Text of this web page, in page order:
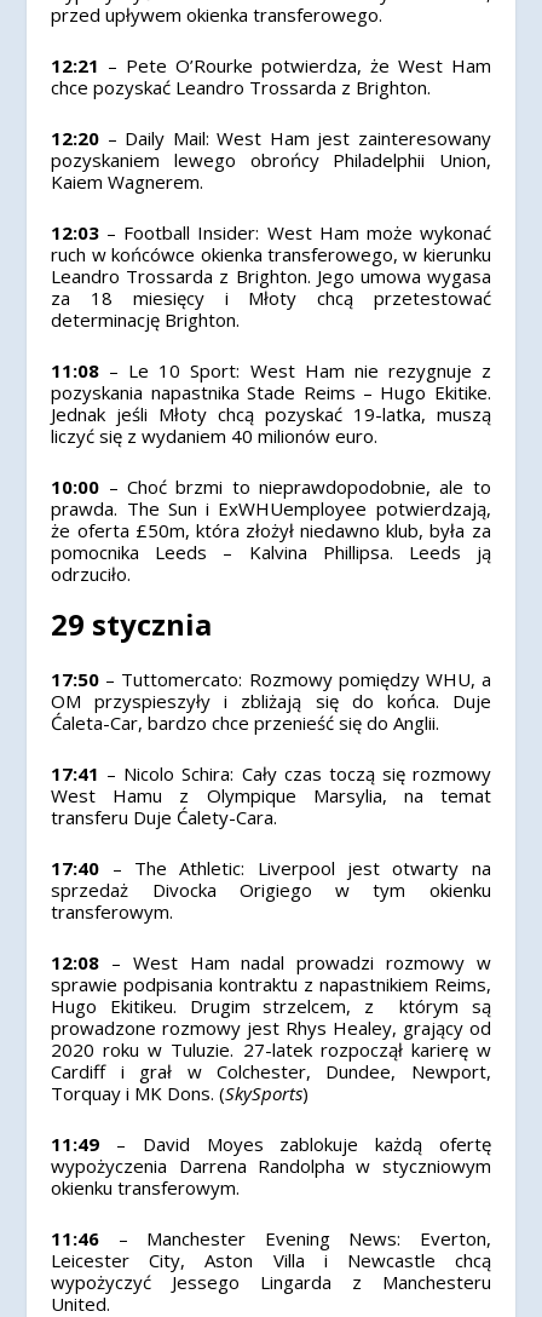
przed upływem okienka transferowego.
12:21 – Pete O’Rourke potwierdza, że West Ham
chce pozyskać Leandro Trossarda z Brighton.
12:20 – Daily Mail: West Ham jest zainteresowany
pozyskaniem lewego obrońcy Philadelphii Union,
Kaiem Wagnerem.
12:03 – Football Insider: West Ham może wykonać
ruch w końcówce okienka transferowego, w kierunku
Leandro Trossarda z Brighton. Jego umowa wygasa
za 18 miesięcy i Młoty chcą przetestować
determinację Brighton.
11:08 – Le 10 Sport: West Ham nie rezygnuje z
pozyskania napastnika Stade Reims – Hugo Ekitike.
Jednak jeśli Młoty chcą pozyskać 19-latka, muszą
liczyć się z wydaniem 40 milionów euro.
10:00 – Choć brzmi to nieprawdopodobnie, ale to
prawda. The Sun i ExWHUemployee potwierdzają,
że oferta £50m, która złożył niedawno klub, była za
pomocnika Leeds – Kalvina Phillipsa. Leeds ją
odrzuciło.
29 stycznia
17:50 – Tuttomercato: Rozmowy pomiędzy WHU, a
OM przyspieszyły i zbliżają się do końca. Duje
Ćaleta-Car, bardzo chce przenieść się do Anglii.
17:41 – Nicolo Schira: Cały czas toczą się rozmowy
West Hamu z Olympique Marsylia, na temat
transferu Duje Ćalety-Cara.
17:40 – The Athletic: Liverpool jest otwarty na
sprzedaż Divocka Origiego w tym okienku
transferowym.
12:08 – West Ham nadal prowadzi rozmowy w
sprawie podpisania kontraktu z napastnikiem Reims,
Hugo Ekitikeu. Drugim strzelcem, z którym są
prowadzone rozmowy jest Rhys Healey, grający od
2020 roku w Tuluzie. 27-latek rozpoczął karierę w
Cardiff i grał w Colchester, Dundee, Newport,
Torquay i MK Dons. (SkySports)
11:49 – David Moyes zablokuje każdą ofertę
wypożyczenia Darrena Randolpha w styczniowym
okienku transferowym.
11:46 – Manchester Evening News: Everton,
Leicester City, Aston Villa i Newcastle chcą
wypożyczyć Jessego Lingarda z Manchesteru
United.